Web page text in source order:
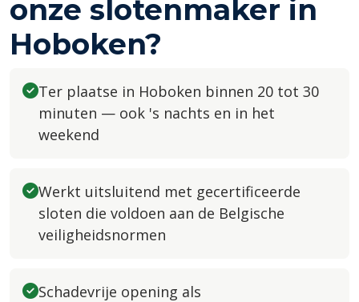
onze slotenmaker in
Hoboken?
Ter plaatse in Hoboken binnen 20 tot 30
minuten — ook 's nachts en in het
weekend
Werkt uitsluitend met gecertificeerde
sloten die voldoen aan de Belgische
veiligheidsnormen
Schadevrije opening als